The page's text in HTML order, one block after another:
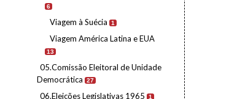
6
Viagem à Suécia 1
Viagem América Latina e EUA
13
05.Comissão Eleitoral de Unidade
Democrática
27
06.Eleições Legislativas 1965 1